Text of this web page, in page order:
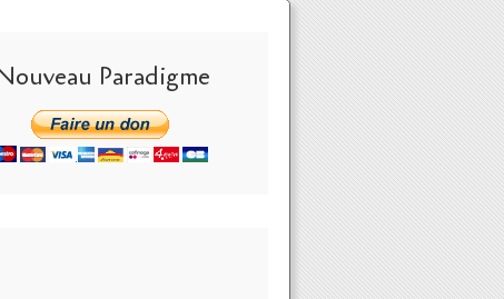
Paradigme